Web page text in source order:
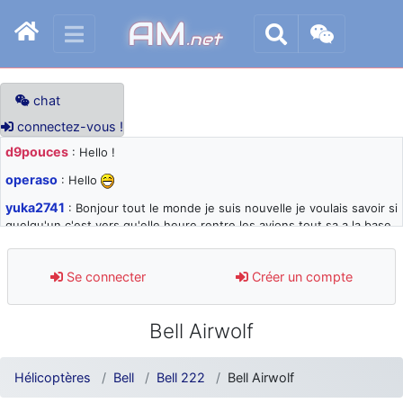
AM.net
chat
connectez-vous !
d9pouces : Hello !
operaso : Hello
yuka2741 : Bonjour tout le monde je suis nouvelle je voulais savoir si
quelqu'un c'est vers qu'elle heure rentre les avions tout sa a la base
d9pouces: désolé pour les quelques blocages du site ces derniers
jours : je teste des méthodes contre le spam et les bots trop nocifs
: Super, la nouvelle bannière
d9pouces: je suis un avion@,._,+ > lesquels ? je ne suis pas sûr de
comprendre
Se connecter Créer un compte
Bell Airwolf
Hélicoptères Bell Bell 222 Bell Airwolf